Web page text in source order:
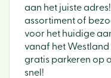
aan het juiste
assortiment of
voor het huidige
vanaf het Westland
gratis parkeren op
snel!